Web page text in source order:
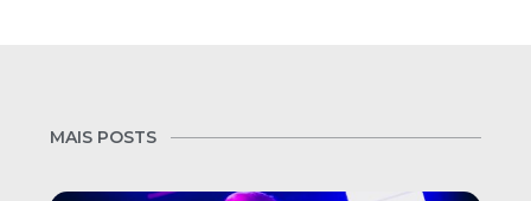
MAIS POSTS